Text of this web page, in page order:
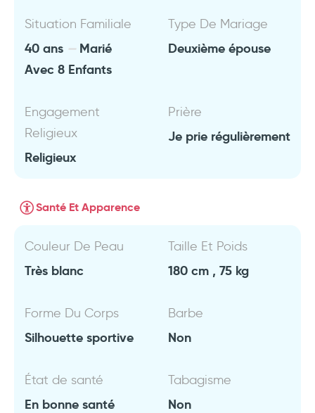
Situation Familiale
40 ans
Marié
Avec 8 Enfants
Type De Mariage
Deuxième épouse
Engagement
Religieux
Religieux
Prière
Je prie régulièrement
Santé Et Apparence
Couleur De Peau
Très blanc
Taille Et Poids
180 cm , 75 kg
Forme Du Corps
Silhouette sportive
Barbe
Non
État de santé
En bonne santé
Tabagisme
Non